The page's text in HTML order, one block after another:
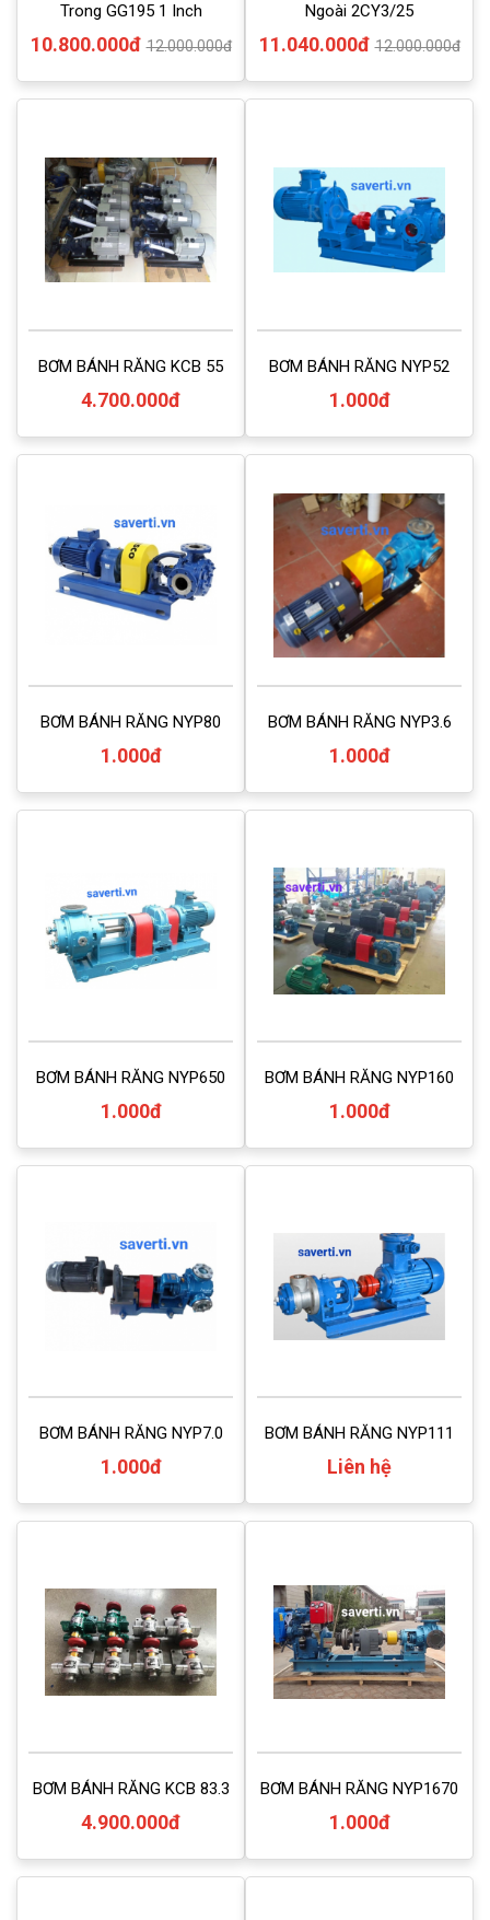
Trong GG195 1 Inch
10.800.000đ 12.000.000đ
Ngoài 2CY3/25
11.040.000đ 12.000.000đ
BƠM BÁNH RĂNG KCB 55
4.700.000đ
BƠM BÁNH RĂNG NYP52
1.000đ
BƠM BÁNH RĂNG NYP80
1.000đ
BƠM BÁNH RĂNG NYP3.6
1.000đ
BƠM BÁNH RĂNG NYP650
1.000đ
BƠM BÁNH RĂNG NYP160
1.000đ
BƠM BÁNH RĂNG NYP7.0
1.000đ
BƠM BÁNH RĂNG NYP111
Liên hệ
BƠM BÁNH RĂNG KCB 83.3
4.900.000đ
BƠM BÁNH RĂNG NYP1670
1.000đ